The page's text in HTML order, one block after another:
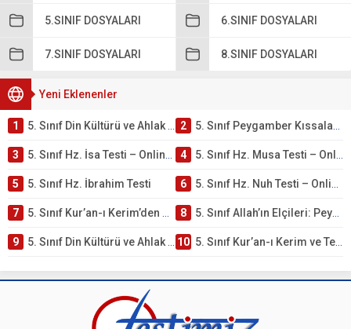
5.SINIF DOSYALARI 6.SINIF DOSYALARI
7.SINIF DOSYALARI 8.SINIF DOSYALARI
Yeni Eklenenler
1 5. Sınıf Din Kültürü ve Ahlak Bilgisi 4. Ünite: Peygamber Kıssaları Çalışmaları 2 5. Sınıf Peygamber Kıssaları Ünite Testi – Online Çöz
3 5. Sınıf Hz. İsa Testi – Online Çöz 4 5. Sınıf Hz. Musa Testi – Online Çöz
5 5. Sınıf Hz. İbrahim Testi 6 5. Sınıf Hz. Nuh Testi – Online Çöz
7 5. Sınıf Kur’an-ı Kerim’den Öğütler – Peygamber Kıssaları Testi – Online Çöz 8 5. Sınıf Allah’ın Elçileri: Peygamberler Testi – Online Çöz
9 5. Sınıf Din Kültürü ve Ahlak Bilgisi 3. Ünite: Kur’an-ı Kerim Çalışmaları 10 5. Sınıf Kur’an-ı Kerim ve Temel Özellikleri Testi – Online Çöz